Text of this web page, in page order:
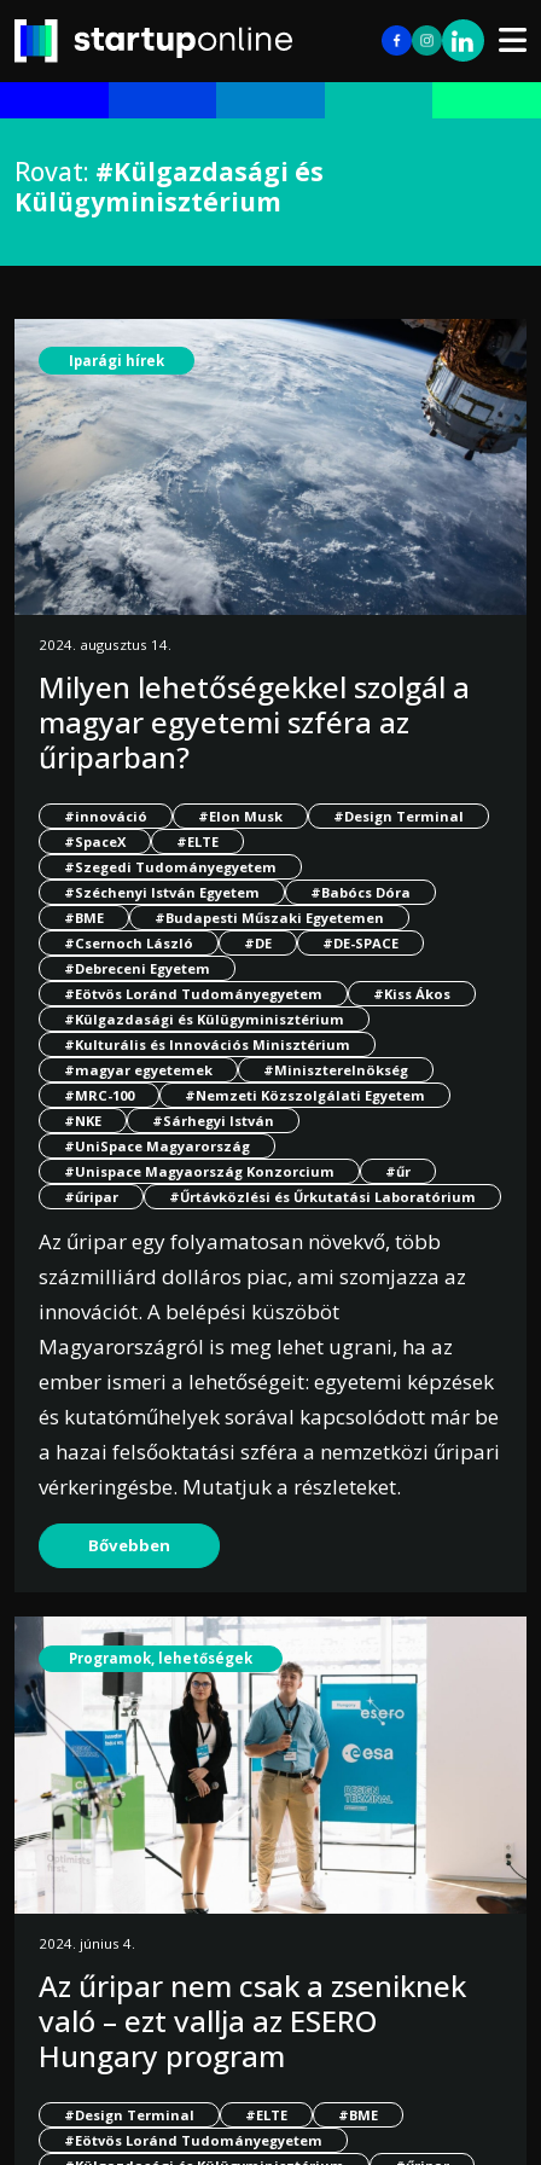
Rovat: #Külgazdasági és
Külügyminisztérium
Iparági hírek
2024. augusztus 14.
Milyen lehetőségekkel szolgál a
magyar egyetemi szféra az
űriparban?
#innováció #Elon Musk
#Design Terminal
#SpaceX
#ELTE
#Szegedi Tudományegyetem
#Széchenyi István Egyetem
#Babócs Dóra
#BME
#Budapesti Műszaki Egyetemen
#Csernoch László
#DE
#DE-SPACE
#Debreceni Egyetem
#Eötvös Loránd Tudományegyetem
#Kiss Ákos
#Külgazdasági és Külügyminisztérium
#Kulturális és Innovációs Minisztérium
#magyar egyetemek
#Miniszterelnökség
#MRC-100
#Nemzeti Közszolgálati Egyetem
#NKE
#Sárhegyi István
#UniSpace Magyarország
#Unispace Magyaország Konzorcium
#űr
#űripar
#Űrtávközlési és Űrkutatási Laboratórium
Az űripar egy folyamatosan növekvő, több
százmilliárd dolláros piac, ami szomjazza az
innovációt. A belépési küszöböt
Magyarországról is meg lehet ugrani, ha az
ember ismeri a lehetőségeit: egyetemi képzések
és kutatóműhelyek sorával kapcsolódott már be
a hazai felsőoktatási szféra a nemzetközi űripari
vérkeringésbe. Mutatjuk a részleteket.
Bővebben
Programok, lehetőségek
2024. június 4.
Az űripar nem csak a zseniknek
való – ezt vallja az ESERO
Hungary program
#Design Terminal #ELTE
#BME
#Eötvös Loránd Tudományegyetem